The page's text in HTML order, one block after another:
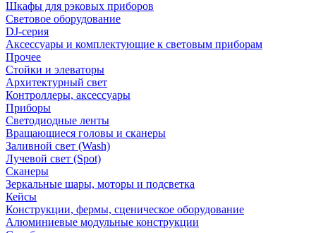
Шкафы для рэковых приборов
Световое оборудование
DJ-серия
Аксессуары и комплектующие к световым приборам
Прочее
Стойки и элеваторы
Архитектурный свет
Контроллеры, аксессуары
Приборы
Светодиодные ленты
Вращающиеся головы и сканеры
Заливной свет (Wash)
Лучевой свет (Spot)
Сканеры
Зеркальные шары, моторы и подсветка
Кейсы
Конструкции, фермы, сценическое оборудование
Алюминиевые модульные конструкции